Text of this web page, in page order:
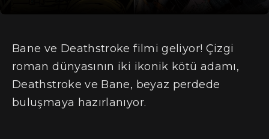
Bane ve Deathstroke filmi geliyor! Çizgi
roman dünyasının iki ikonik kötü adamı,
Deathstroke ve Bane, beyaz perdede
buluşmaya hazırlanıyor.